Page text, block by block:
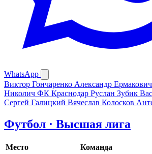
WhatsApp
Виктор Гончаренко Александр Ермакович
Николич ФК Краснодар Руслан Зубик
Сергей Галицкий Вячеслав Колосков
Футбол · Высшая лига
Место Команда